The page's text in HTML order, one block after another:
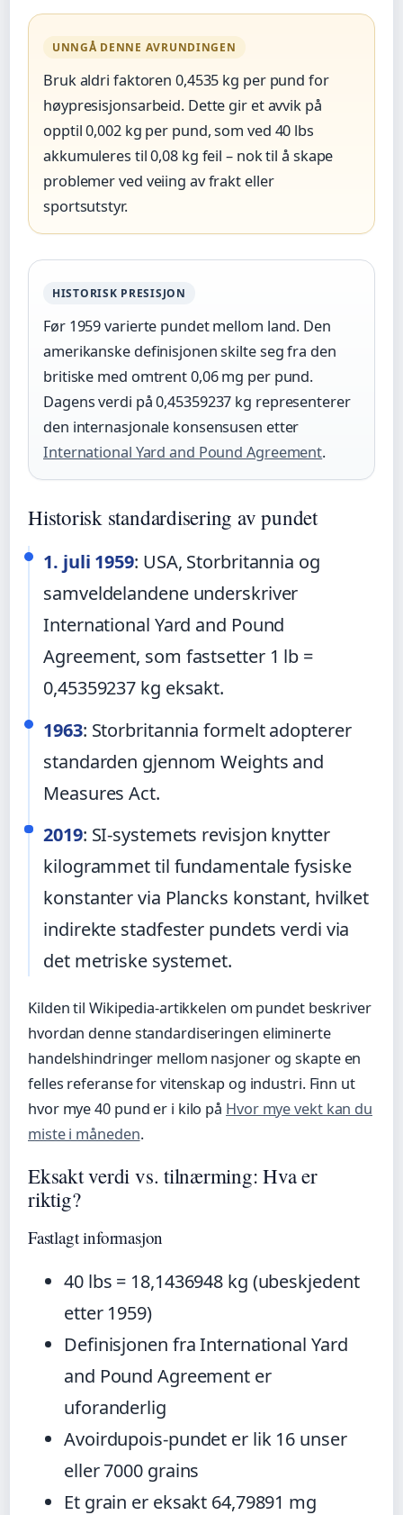
UNNGÅ DENNE AVRUNDINGEN
Bruk aldri faktoren 0,4535 kg per pund for
høypresisjonsarbeid. Dette gir et avvik på
opptil 0,002 kg per pund, som ved 40 lbs
akkumuleres til 0,08 kg feil – nok til å skape
problemer ved veiing av frakt eller
sportsutstyr.
HISTORISK PRESISJON
Før 1959 varierte pundet mellom land. Den
amerikanske definisjonen skilte seg fra den
britiske med omtrent 0,06 mg per pund.
Dagens verdi på 0,45359237 kg representerer
den internasjonale konsensusen etter
International Yard and Pound Agreement.
Historisk standardisering av pundet
1. juli 1959: USA, Storbritannia og
samveldelandene underskriver
International Yard and Pound
Agreement, som fastsetter 1 lb =
0,45359237 kg eksakt.
1963: Storbritannia formelt adopterer
standarden gjennom Weights and
Measures Act.
2019: SI-systemets revisjon knytter
kilogrammet til fundamentale fysiske
konstanter via Plancks konstant, hvilket
indirekte stadfester pundets verdi via
det metriske systemet.
Kilden til Wikipedia-artikkelen om pundet beskriver
hvordan denne standardiseringen eliminerte
handelshindringer mellom nasjoner og skapte en
felles referanse for vitenskap og industri. Finn ut
hvor mye 40 pund er i kilo på Hvor mye vekt kan du
miste i måneden.
Eksakt verdi vs. tilnærming: Hva er
riktig?
Fastlagt informasjon
40 lbs = 18,1436948 kg (ubeskjedent
etter 1959)
Definisjonen fra International Yard
and Pound Agreement er
uforanderlig
Avoirdupois-pundet er lik 16 unser
eller 7000 grains
Et grain er eksakt 64,79891 mg